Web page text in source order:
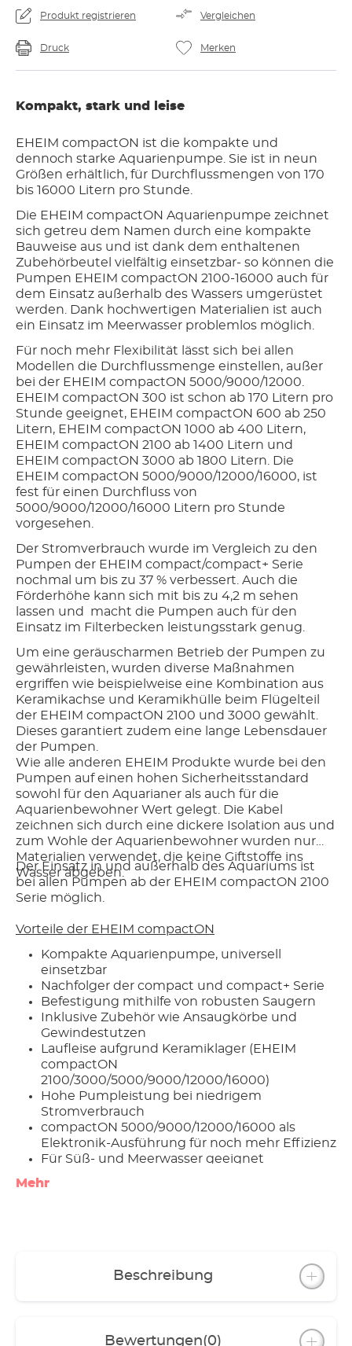
Produkt registrieren Vergleichen
Druck Merken
Kompakt, stark und leise
EHEIM compactON ist die kompakte und
dennoch starke Aquarienpumpe. Sie ist in neun
Größen erhältlich, für Durchflussmengen von 170
bis 16000 Litern pro Stunde.
Die EHEIM compactON Aquarienpumpe zeichnet
sich getreu dem Namen durch eine kompakte
Bauweise aus und ist dank dem enthaltenen
Zubehörbeutel vielfältig einsetzbar- so können die
Pumpen EHEIM compactON 2100-16000 auch für
dem Einsatz außerhalb des Wassers umgerüstet
werden. Dank hochwertigen Materialien ist auch
ein Einsatz im Meerwasser problemlos möglich.
Für noch mehr Flexibilität lässt sich bei allen
Modellen die Durchflussmenge einstellen, außer
bei der EHEIM compactON 5000/9000/12000.
EHEIM compactON 300 ist schon ab 170 Litern pro
Stunde geeignet, EHEIM compactON 600 ab 250
Litern, EHEIM compactON 1000 ab 400 Litern,
EHEIM compactON 2100 ab 1400 Litern und
EHEIM compactON 3000 ab 1800 Litern. Die
EHEIM compactON 5000/9000/12000/16000, ist
fest für einen Durchfluss von
5000/9000/12000/16000 Litern pro Stunde
vorgesehen.
Der Stromverbrauch wurde im Vergleich zu den
Pumpen der EHEIM compact/compact+ Serie
nochmal um bis zu 37 % verbessert. Auch die
Förderhöhe kann sich mit bis zu 4,2 m sehen
lassen und macht die Pumpen auch für den
Einsatz im Filterbecken leistungsstark genug.
Um eine geräuscharmen Betrieb der Pumpen zu
gewährleisten, wurden diverse Maßnahmen
ergriffen wie beispielweise eine Kombination aus
Keramikachse und Keramikhülle beim Flügelteil
der EHEIM compactON 2100 und 3000 gewählt.
Dieses garantiert zudem eine lange Lebensdauer
der Pumpen.
Wie alle anderen EHEIM Produkte wurde bei den
Pumpen auf einen hohen Sicherheitsstandard
sowohl für den Aquarianer als auch für die
Aquarienbewohner Wert gelegt. Die Kabel
zeichnen sich durch eine dickere Isolation aus und
zum Wohle der Aquarienbewohner wurden nur
Materialien verwendet, die keine Giftstoffe ins
Wasser abgeben.
Der Einsatz in und außerhalb des Aquariums ist
bei allen Pumpen ab der EHEIM compactON 2100
Serie möglich.
Vorteile der EHEIM compactON
Kompakte Aquarienpumpe, universell
einsetzbar
Nachfolger der compact und compact+ Serie
Befestigung mithilfe von robusten Saugern
Inklusive Zubehör wie Ansaugkörbe und
Gewindestutzen
Laufleise aufgrund Keramiklager (EHEIM
compactON
2100/3000/5000/9000/12000/16000)
Hohe Pumpleistung bei niedrigem
Stromverbrauch
compactON 5000/9000/12000/16000 als
Elektronik-Ausführung für noch mehr Effizienz
Für Süß- und Meerwasser geeignet
Mehr
Beschreibung
Bewertungen(0)